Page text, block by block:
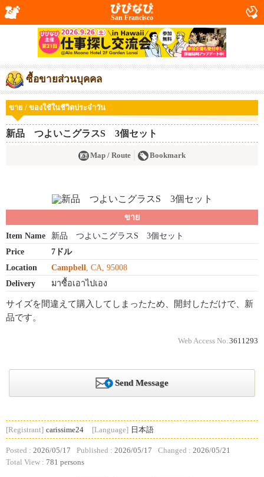
San Francisco
ซื้อขายส่วนบุคคล
ขาย / ของใช้ในชีวิตประจำวัน
新品 つよいこグラスS 3個セット
Map / Route Bookmark
ขาย
Item Name
新品 つよいこグラスS 3個セット
Price
7ドル
Location
Campbell, CA, 95008
Delivery
มาซื้อเอาไปเอง
サイズを間違えて購入してしまったため、開封しただけで、新
品です。
Web Access No. 3611293
Send Message
[Registrant] carissime24 [Language] 日本語
Posted : 2026/05/17 Published : 2026/05/17 Changed : 2026/05/21
Total View : 781 persons